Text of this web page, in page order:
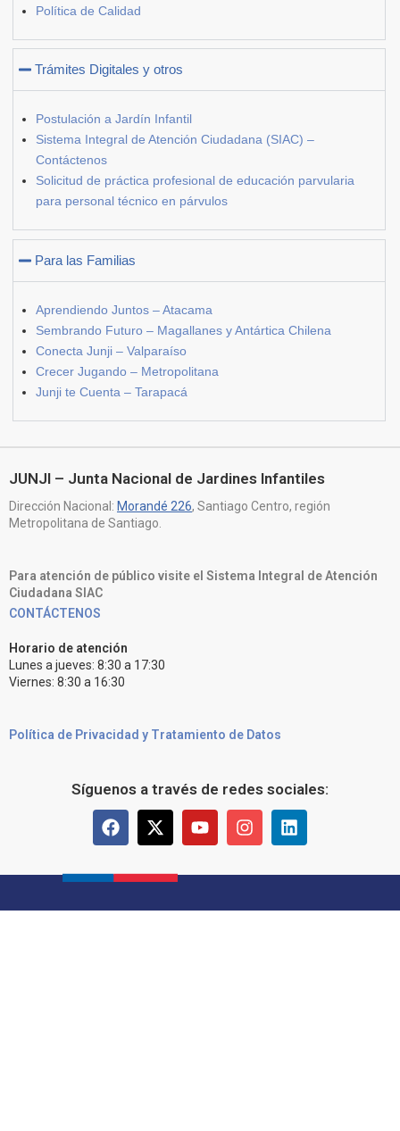
Política de Calidad
Trámites Digitales y otros
Postulación a Jardín Infantil
Sistema Integral de Atención Ciudadana (SIAC) –
Contáctenos
Solicitud de práctica profesional de educación parvularia
para personal técnico en párvulos
Para las Familias
Aprendiendo Juntos – Atacama
Sembrando Futuro – Magallanes y Antártica Chilena
Conecta Junji – Valparaíso
Crecer Jugando – Metropolitana
Junji te Cuenta – Tarapacá
JUNJI – Junta Nacional de Jardines Infantiles
Dirección Nacional: Morandé 226, Santiago Centro, región
Metropolitana de Santiago.
Para atención de público visite el Sistema Integral de Atención
Ciudadana SIAC
CONTÁCTENOS
Horario de atención
Lunes a jueves: 8:30 a 17:30
Viernes: 8:30 a 16:30
Política de Privacidad y Tratamiento de Datos
Síguenos a través de redes sociales: